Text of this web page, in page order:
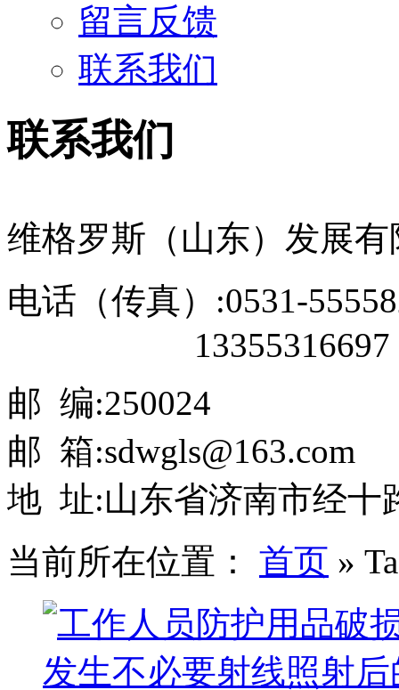
留言反馈
联系我们
联系我们
维格罗斯（山东）发展有
电话（传真）:0531-
13355316697
邮 编:250024
邮 箱:sdwgls@163.com
地 址:山东省济南市经十
当前所在位置： 首页 »